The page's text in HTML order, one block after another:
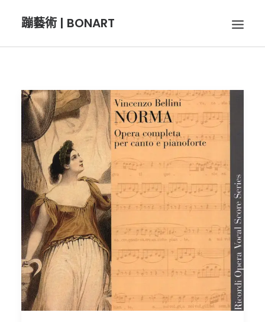
蹦藝術 | BONART
BON呼吸
BON攝影
BON插畫
BON旅行
節慶長笛樂團
關於我們